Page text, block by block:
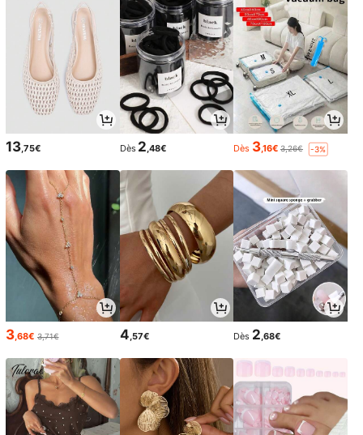
13,75€ Dès 2,48€ Dès 3,16€ 3,26€ -3%
3,68€ 3,71€ 4,57€ Dès 2,68€